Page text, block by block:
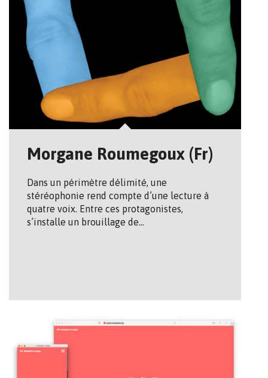
Morgane Roumegoux (Fr)
Dans un périmètre délimité, une
stéréophonie rend compte d’une lecture à
quatre voix. Entre ces protagonistes,
s’installe un brouillage de…